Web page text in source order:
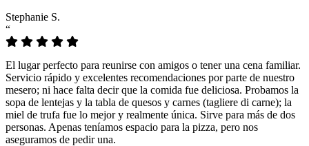
Stephanie S.
“
El lugar perfecto para reunirse con amigos o tener una cena familiar.
Servicio rápido y excelentes recomendaciones por parte de nuestro
mesero; ni hace falta decir que la comida fue deliciosa. Probamos la
sopa de lentejas y la tabla de quesos y carnes (tagliere di carne); la
miel de trufa fue lo mejor y realmente única. Sirve para más de dos
personas. Apenas teníamos espacio para la pizza, pero nos
aseguramos de pedir una.